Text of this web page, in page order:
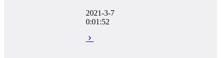
2021-3-7
0:01:52